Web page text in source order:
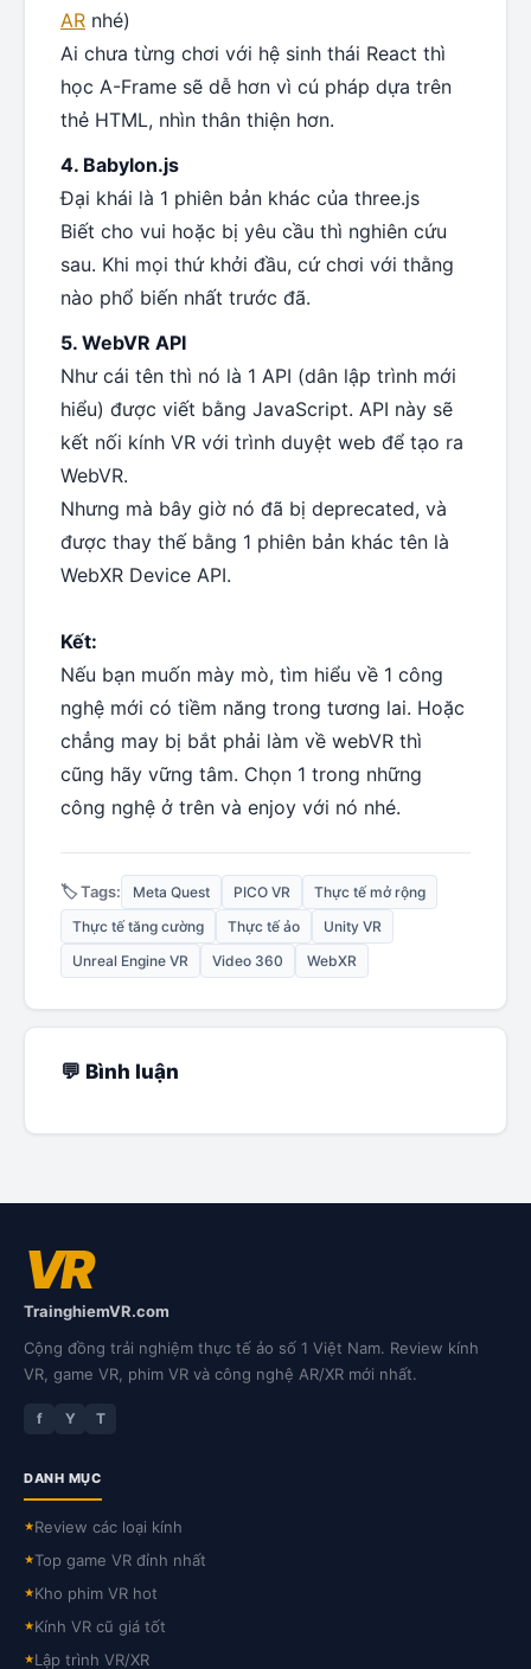
AR nhé)
Ai chưa từng chơi với hệ sinh thái React thì
học A-Frame sẽ dễ hơn vì cú pháp dựa trên
thẻ HTML, nhìn thân thiện hơn.
4. Babylon.js
Đại khái là 1 phiên bản khác của three.js
Biết cho vui hoặc bị yêu cầu thì nghiên cứu
sau. Khi mọi thứ khởi đầu, cứ chơi với thằng
nào phổ biến nhất trước đã.
5. WebVR API
Như cái tên thì nó là 1 API (dân lập trình mới
hiểu) được viết bằng JavaScript. API này sẽ
kết nối kính VR với trình duyệt web để tạo ra
WebVR.
Nhưng mà bây giờ nó đã bị deprecated, và
được thay thế bằng 1 phiên bản khác tên là
WebXR Device API.
Kết:
Nếu bạn muốn mày mò, tìm hiểu về 1 công
nghệ mới có tiềm năng trong tương lai. Hoặc
chẳng may bị bắt phải làm về webVR thì
cũng hãy vững tâm. Chọn 1 trong những
công nghệ ở trên và enjoy với nó nhé.
🏷️ Tags: Meta Quest PICO VR
Thực tế mở rộng
Thực tế tăng cường
Thực tế ảo
Unity VR
Unreal Engine VR
Video 360 WebXR
💬 Bình luận
VR
TrainghiemVR.com
Cộng đồng trải nghiệm thực tế ảo số 1 Việt Nam. Review kính
VR, game VR, phim VR và công nghệ AR/XR mới nhất.
f Y T
DANH MỤC
★Review các loại kính
★Top game VR đỉnh nhất
★Kho phim VR hot
★Kính VR cũ giá tốt
★Lập trình VR/XR